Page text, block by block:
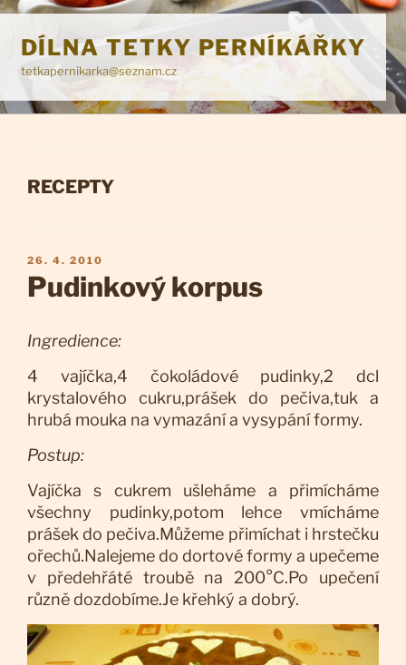
Přejít
obsahu
webu
DÍLNA TETKY PERNÍKÁŘKY
tetkapernikarka@seznam.cz
RUBRIKY
RECEPTY
PUBLIKOVÁNO
26. 4. 2010
Pudinkový korpus
Ingredience:
4 vajíčka,4 čokoládové pudinky,2 dcl
krystalového cukru,prášek do pečiva,tuk a
hrubá mouka na vymazání a vysypání formy.
Postup:
Vajíčka s cukrem ušleháme a přimícháme
všechny pudinky,potom lehce vmícháme
prášek do pečiva.Můžeme přimíchat i hrstečku
ořechů.Nalejeme do dortové formy a upečeme
v předehřáté troubě na 200°C.Po upečení
různě dozdobíme.Je křehký a dobrý.